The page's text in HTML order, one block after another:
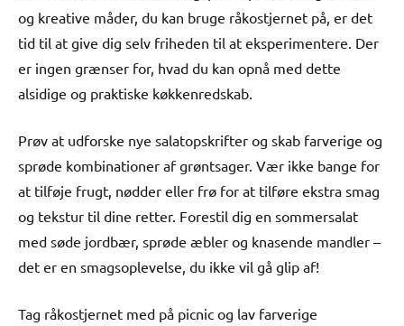
og kreative måder, du kan bruge råkostjernet på, er det
tid til at give dig selv friheden til at eksperimentere. Der
er ingen grænser for, hvad du kan opnå med dette
alsidige og praktiske køkkenredskab.
Prøv at udforske nye salatopskrifter og skab farverige og
sprøde kombinationer af grøntsager. Vær ikke bange for
at tilføje frugt, nødder eller frø for at tilføre ekstra smag
og tekstur til dine retter. Forestil dig en sommersalat
med søde jordbær, sprøde æbler og knasende mandler –
det er en smagsoplevelse, du ikke vil gå glip af!
Tag råkostjernet med på picnic og lav farverige